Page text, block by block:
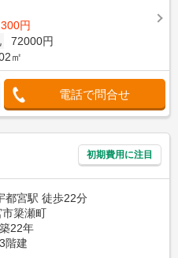
円
72000円
㎡
電話で問合せ
初期費用に注目
都宮駅 徒歩22分
簗瀬町
築22年
3階建